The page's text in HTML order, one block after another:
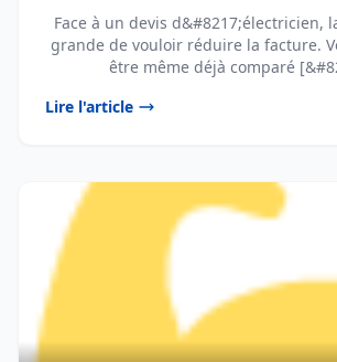
Face à un devis d&#8217;électricien,
grande de vouloir réduire la facture.
être même déjà comparé
Lire l'article